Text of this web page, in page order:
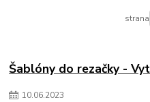
strana
Šablóny do rezačky -
10.06.2023